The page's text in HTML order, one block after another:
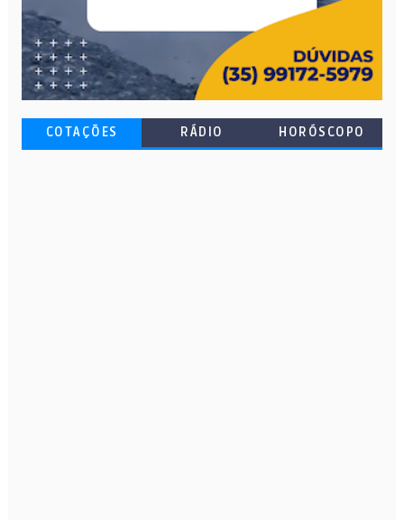
COTAÇÕES RÁDIO HORÓSCOPO